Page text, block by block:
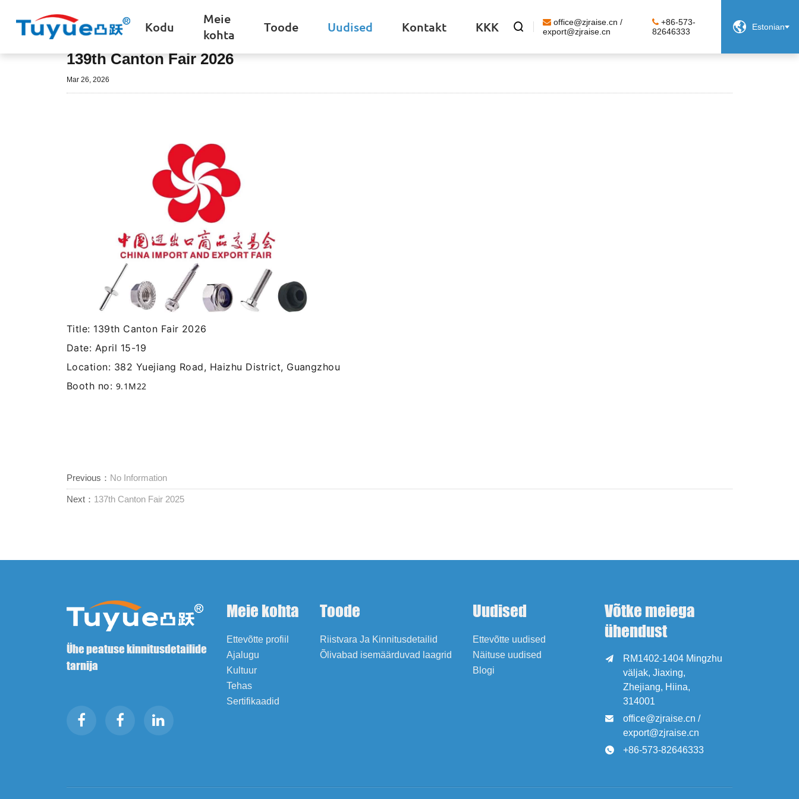
Kodu
Meie
kohta
Toode Uudised Kontakt KKK 
office@zjraise.cn /
export@zjraise.cn
+86-573-
82646333
 Estonian
139th Canton Fair 2026
Mar 26, 2026
Title: 139th Canton Fair 2026
Date: April 15-19
Location: 382 Yuejiang Road, Haizhu District, Guangzhou
Booth no: 9.1M22
Previous： No Information
Next： 137th Canton Fair 2025
Ühe peatuse kinnitusdetailide
tarnija
Meie kohta
Ettevõtte profiil
Ajalugu
Kultuur
Tehas
Sertifikaadid
Toode
Riistvara Ja Kinnitusdetailid
Õlivabad isemäärduvad laagrid
Uudised
Ettevõtte uudised
Näituse uudised
Blogi
Võtke meiega
ühendust

RM1402-1404 Mingzhu
väljak, Jiaxing,
Zhejiang, Hiina,
314001

office@zjraise.cn /
export@zjraise.cn
 +86-573-82646333